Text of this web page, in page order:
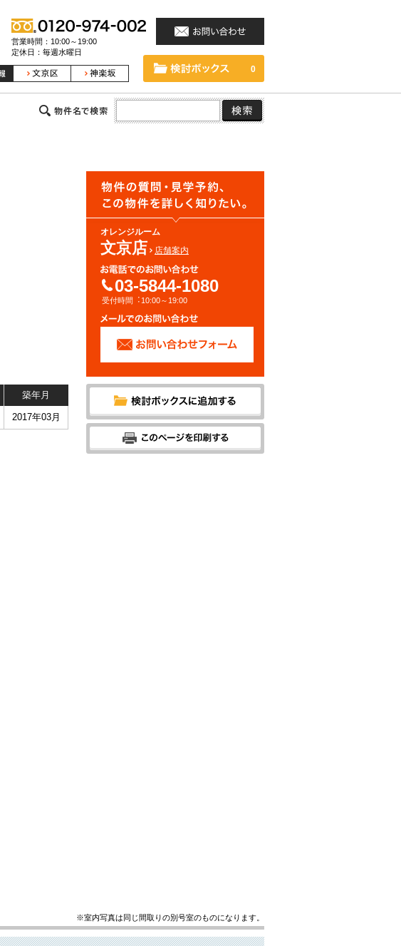
営業時間：10:00～19:00
定休日：毎週水曜日
0
築年月
2017年03月
オレンジルーム
文京店 店舗案内
03-5844-1080
受付時間︓10:00～19:00
※室内写真は同じ間取りの別号室のものになります。